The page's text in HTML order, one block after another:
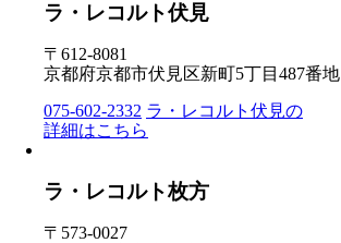
ラ・レコルト伏見
〒612-8081
京都府京都市伏見区新町5丁目487番地
075-602-2332 ラ・レコルト伏見の
詳細はこちら
ラ・レコルト枚方
〒573-0027